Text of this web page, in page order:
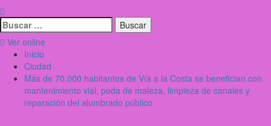
Ver online
Inicio
Ciudad
Más de 70.000 habitantes de Vía a la Costa se benefician con
mantenimiento vial, poda de maleza, limpieza de canales y
reparación del alumbrado público